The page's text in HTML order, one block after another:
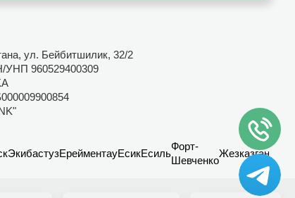
ул. Бейбитшилик, 32/2
960529400309
ЭкибастузЕрейментауЕсикЕсиль
Форт-
Шевченко
Жезказган